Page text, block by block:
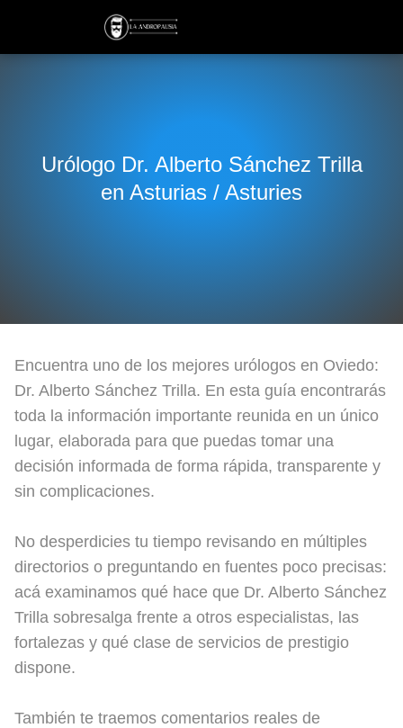
Urólogo Dr. Alberto Sánchez Trilla
en Asturias / Asturies
Encuentra uno de los mejores urólogos en Oviedo:
Dr. Alberto Sánchez Trilla. En esta guía encontrarás
toda la información importante reunida en un único
lugar, elaborada para que puedas tomar una
decisión informada de forma rápida, transparente y
sin complicaciones.
No desperdicies tu tiempo revisando en múltiples
directorios o preguntando en fuentes poco precisas:
acá examinamos qué hace que Dr. Alberto Sánchez
Trilla sobresalga frente a otros especialistas, las
fortalezas y qué clase de servicios de prestigio
dispone.
También te traemos comentarios reales de